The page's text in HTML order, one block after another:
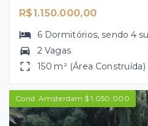
R$1.150.000,00
6 Dormitórios, sendo4
2 Vagas
150 m² (Área Construída)
Cond. Amsterdam $ 1.050.000